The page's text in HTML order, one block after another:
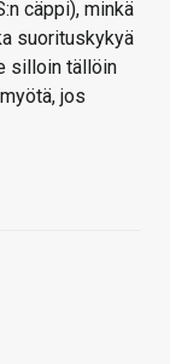
cäppi), minkä
suorituskykyä
silloin tällöin
jos